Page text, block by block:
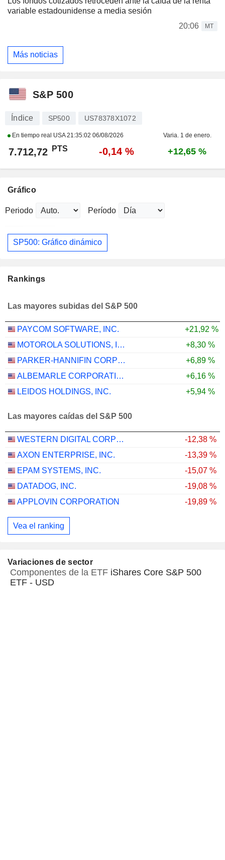
variable estadounidense a media sesión
20:06
MT
Más noticias
S&P 500
Índice SP500 US78378X1072
En tiempo real USA21:35:02 06/08/2026 Varia. 1 de enero.
7.712,72 PTS -0,14 % +12,65 %
Gráfico
Periodo Período
SP500: Gráfico dinámico
Rankings
Las mayores subidas del S&P 500
PAYCOM SOFTWARE, INC.
+21,92 %
MOTOROLA SOLUTIONS, INC.
+8,30 %
PARKER-HANNIFIN CORPORATION
+6,89 %
ALBEMARLE CORPORATION
+6,16 %
LEIDOS HOLDINGS, INC.
+5,94 %
Las mayores caídas del S&P 500
WESTERN DIGITAL CORPORATION
-12,38 %
AXON ENTERPRISE, INC.
-13,39 %
EPAM SYSTEMS, INC.
-15,07 %
DATADOG, INC.
-19,08 %
APPLOVIN CORPORATION
-19,89 %
Vea el ranking
Variaciones de sector
Componentes de la ETF iShares Core S&P 500
ETF - USD